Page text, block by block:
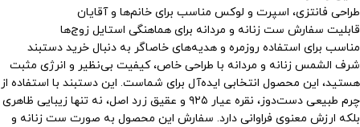
طراحی فانتزی، اسپرت و لوکس مناسب برای خانم‌ها و آقایان
قابلیت سفارش ست زنانه و مردانه برای هماهنگی استایل زوج‌ها
مناسب برای استفاده روزمره و هدیه‌های خاصاگر به دنبال خرید دستبند
شرف الشمس زنانه و مردانه با طراحی خاص، کیفیت بی‌نظیر و انرژی مثبت
هستید، این محصول انتخابی ایده‌آل برای شماست. این دستبند با استفاده از
چرم طبیعی دست‌دوز، نقره عیار ۹۲۵ و عقیق زرد اصل، نه تنها زیبایی ظاهری
بلکه ارزش معنوی فراوانی دارد. سفارش این محصول به صورت ست زنانه و